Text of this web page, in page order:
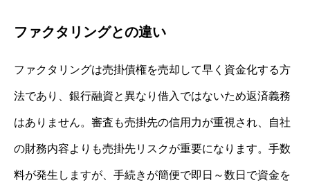
ファクタリングとの違い
ファクタリングは売掛債権を売却して早く資金化する方
法であり、銀行融資と異なり借入ではないため返済義務
はありません。審査も売掛先の信用力が重視され、自社
の財務内容よりも売掛先リスクが重要になります。手数
料が発生しますが、手続きが簡便で即日～数日で資金を